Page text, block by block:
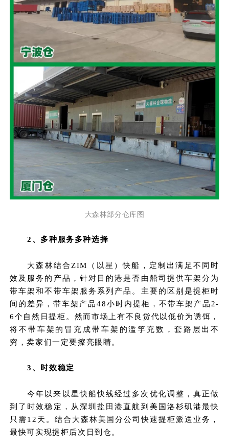
大森林部分仓库图
2、多种服务多种选择
大森林结合ZIM（以星）快船，定制出满足不同时
效及服务的产品，针对目的港是否由船司提供车架分为
带车架和不带车架服务系列产品。主要的区别是提柜时
间的差异，带车架产品48小时内提柜，不带车架产品2-
6个自然日提柜。 然而市场上有不良货代以低价为诱饵，
将不带车架的冒充成带车架的滥竽充数，套路层出不
穷，卖家们一定要擦亮眼睛。
3、时效稳定
今年以来以星快船快线经过多次优化调整，真正做
到了时效稳定，从深圳盐田港直航到美国洛杉矶港最快
只需12天。结合大森林美国分公司快速提柜派送业务，
最快可实现提柜后次日到仓。